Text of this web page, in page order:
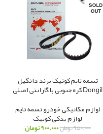
SOLD
OUT
تسمه تایم کوئیک برند دانگیل
Dongil کره جنوبی با گارانتی اصلی
لوازم مکانیکی خودرو,تسمه تایم,
لوازم یدکی کوییک
۹۵۰.۰۰۰تومان۹۰۰.۰۰۰تومان